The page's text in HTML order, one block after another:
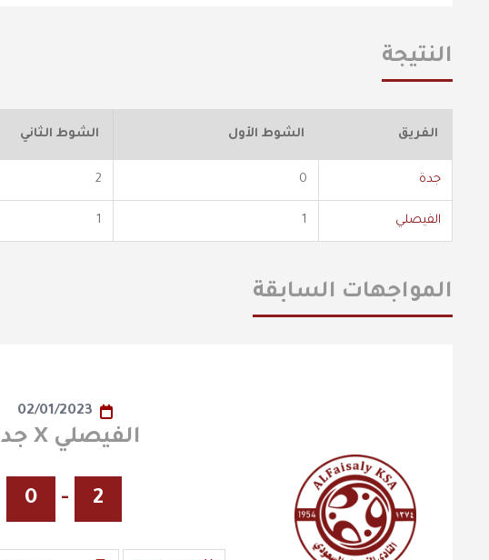
النتيجة
الفريق الشوط الأول الشوط الثاني
جدة 0
2
الفيصلي 1
1
المواجهات السابقة
02/01/2023
الفيصلي X جدة
2
-
0